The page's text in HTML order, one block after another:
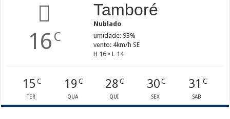
16 C
Tamboré
Nublado
umidade: 93%
vento: 4km/h SE
H 16 • L 14
15C
TER
19C
QUA
28 C
QUI
30C
SEX
31 C
SAB